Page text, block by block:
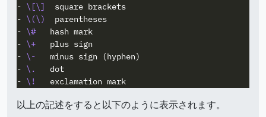
- \[\]
- \(\)
- \#
- \+
- \-
- \.
- \!
以上の記述をすると以下のように表示されます。